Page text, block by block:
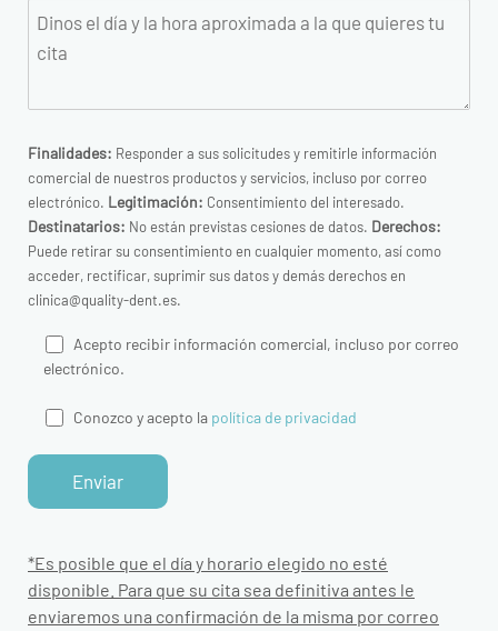
Finalidades: Responder a sus solicitudes y remitirle información
comercial de nuestros productos y servicios, incluso por correo
electrónico. Legitimación: Consentimiento del interesado.
Destinatarios: No están previstas cesiones de datos. Derechos:
Puede retirar su consentimiento en cualquier momento, así como
acceder, rectificar, suprimir sus datos y demás derechos en
clinica@quality-dent.es.
Acepto recibir información comercial, incluso por correo
electrónico.
Conozco y acepto la política de privacidad
*Es posible que el día y horario elegido no esté
disponible. Para que su cita sea definitiva antes le
enviaremos una confirmación de la misma por correo